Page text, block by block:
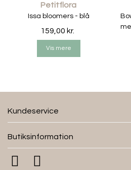
Petitflora
Issa bloomers - blå
159,00 kr.
Vis mere
Kundeservice
Butiksinformation